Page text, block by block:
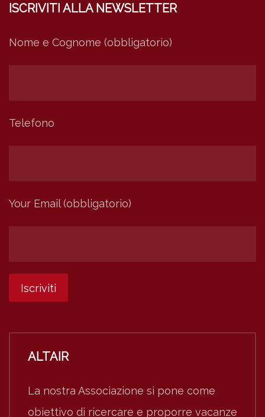
ISCRIVITI ALLA NEWSLETTER
Nome e Cognome (obbligatorio)
Telefono
Your Email (obbligatorio)
ALTAIR
La nostra Associazione si pone come
obiettivo di ricercare e proporre vacanze